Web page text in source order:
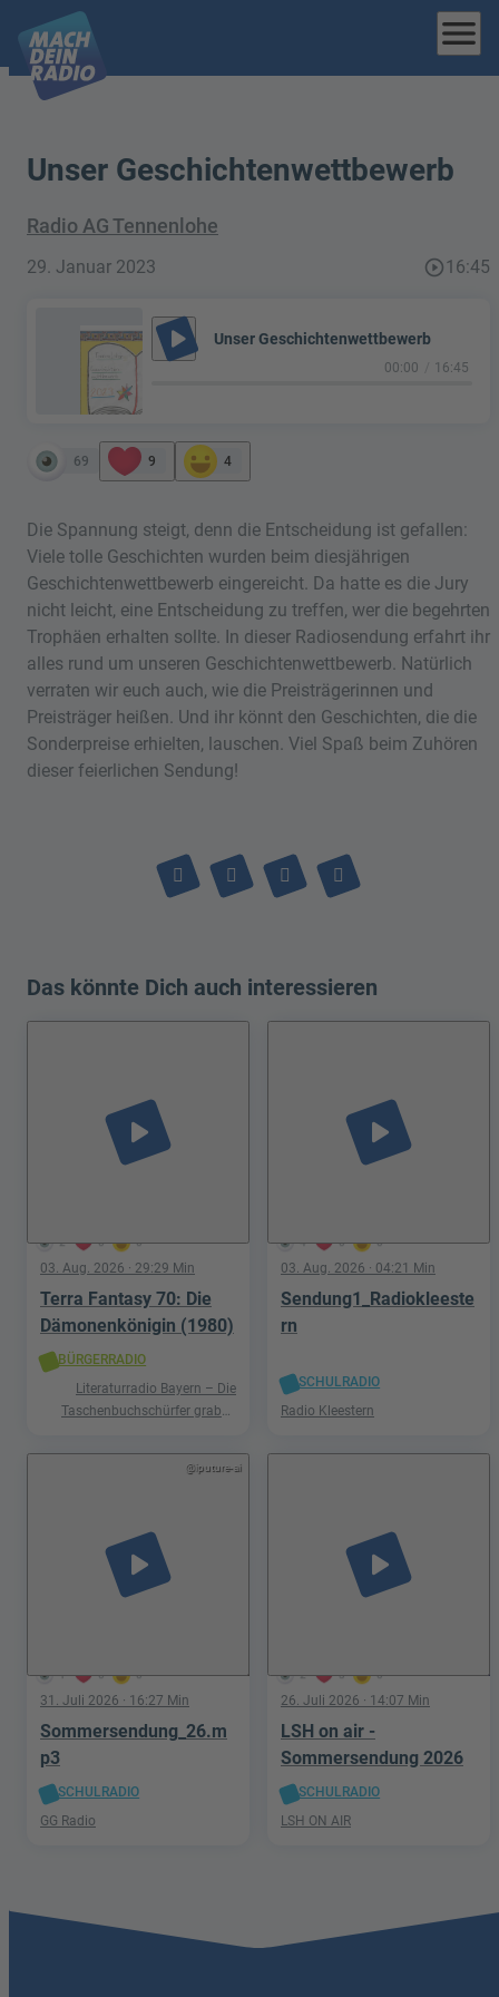
menu
Unser Geschichtenwettbewerb
Radio AG Tennenlohe
29. Januar 2023 play_circle_outline16:45
play_arrow Unser Geschichtenwettbewerb
00:00 16:45
69 9 4
Die Spannung steigt, denn die Entscheidung ist gefallen:
Viele tolle Geschichten wurden beim diesjährigen
Geschichtenwettbewerb eingereicht. Da hatte es die Jury
nicht leicht, eine Entscheidung zu treffen, wer die begehrten
Trophäen erhalten sollte. In dieser Radiosendung erfahrt ihr
alles rund um unseren Geschichtenwettbewerb. Natürlich
verraten wir euch auch, wie die Preisträgerinnen und
Preisträger heißen. Und ihr könnt den Geschichten, die die
Sonderpreise erhielten, lauschen. Viel Spaß beim Zuhören
dieser feierlichen Sendung!
Das könnte Dich auch interessieren
2 0 0
play_arrow
03. Aug. 2026 · 29:29 Min
Terra Fantasy 70: Die
Dämonenkönigin (1980)
BÜRGERRADIO
Literaturradio Bayern – Die
Taschenbuchschürfer graben
Phantastik
4 0 0
play_arrow
03. Aug. 2026 · 04:21 Min
Sendung1_Radiokleeste
rn
SCHULRADIO
Radio Kleestern
@iputure-ai
1 0 0
play_arrow
31. Juli 2026 · 16:27 Min
Sommersendung_26.m
p3
SCHULRADIO
GG Radio
2 3 0
play_arrow
26. Juli 2026 · 14:07 Min
LSH on air -
Sommersendung 2026
SCHULRADIO
LSH ON AIR